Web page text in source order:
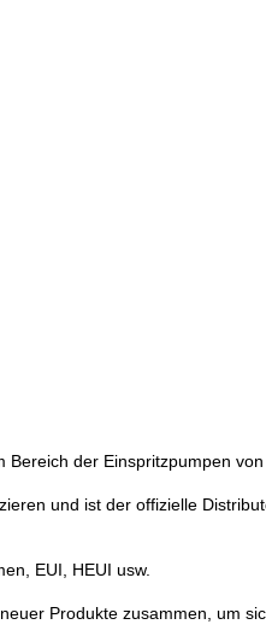
der Einspritzpumpen
und ist der offizielle
EUI, HEUI usw.
Produkte zusammen, um